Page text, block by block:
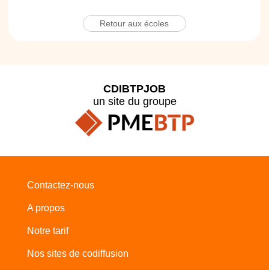
Retour aux écoles
CDIBTPJOB
un site du groupe
Contactez-nous
A propos
Notre tarif
Nos sites de codiffusion